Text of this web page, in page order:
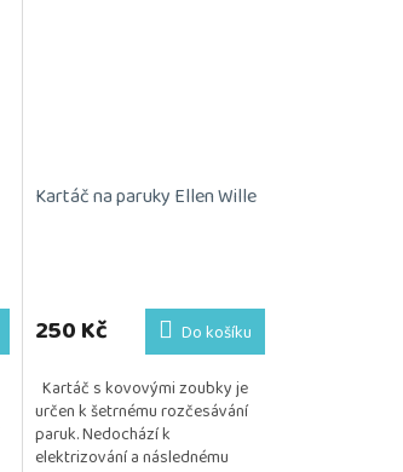
Kartáč na paruky Ellen Wille
produktu
je
z
5
hvězdiček.
250 Kč Do košíku
Kartáč s kovovými zoubky je
určen k šetrnému rozčesávání
paruk. Nedochází k
elektrizování a následnému